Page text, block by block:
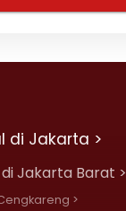
di Jakarta >
Jakarta Barat >
>